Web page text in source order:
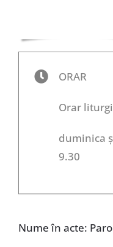
ORAR
Orar
duminica
9.30
Nume în acte: